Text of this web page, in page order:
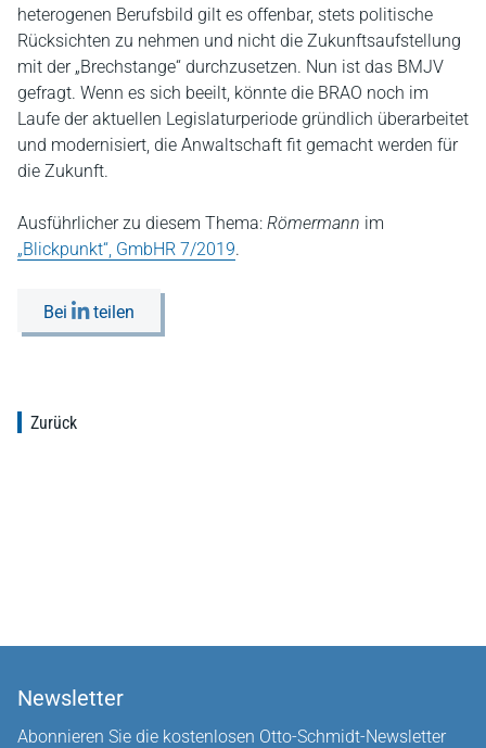
heterogenen Berufsbild gilt es offenbar, stets politische
Rücksichten zu nehmen und nicht die Zukunftsaufstellung
mit der „Brechstange“ durchzusetzen. Nun ist das BMJV
gefragt. Wenn es sich beeilt, könnte die BRAO noch im
Laufe der aktuellen Legislaturperiode gründlich überarbeitet
und modernisiert, die Anwaltschaft fit gemacht werden für
die Zukunft.
Ausführlicher zu diesem Thema: Römermann im
„Blickpunkt“, GmbHR 7/2019.
Bei teilen
Zurück
Newsletter
Abonnieren Sie die kostenlosen Otto-Schmidt-Newsletter